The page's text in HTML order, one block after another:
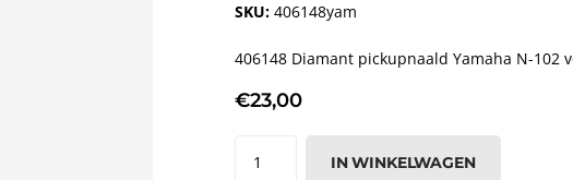
SKU:406148yam
406148 Diamant pickupnaald Yamaha N-102
€23,00
IN WINKELWAGEN